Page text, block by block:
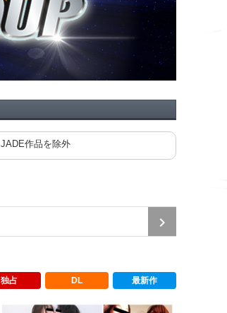
JADE作品を除外
独占 DL 最新作